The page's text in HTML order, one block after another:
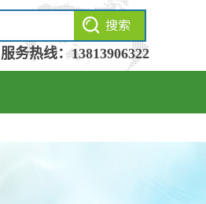
服务热线：13813906322